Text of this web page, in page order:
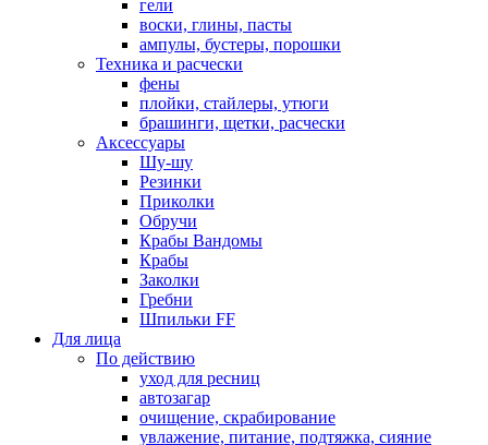
гели
воски, глины, пасты
ампулы, бустеры, порошки
Техника и расчески
фены
плойки, стайлеры, утюги
брашинги, щетки, расчески
Аксессуары
Шу-шу
Резинки
Приколки
Обручи
Крабы Вандомы
Крабы
Заколки
Гребни
Шпильки FF
Для лица
По действию
уход для ресниц
автозагар
очищение, скрабирование
увлажение, питание, подтяжка, сияние